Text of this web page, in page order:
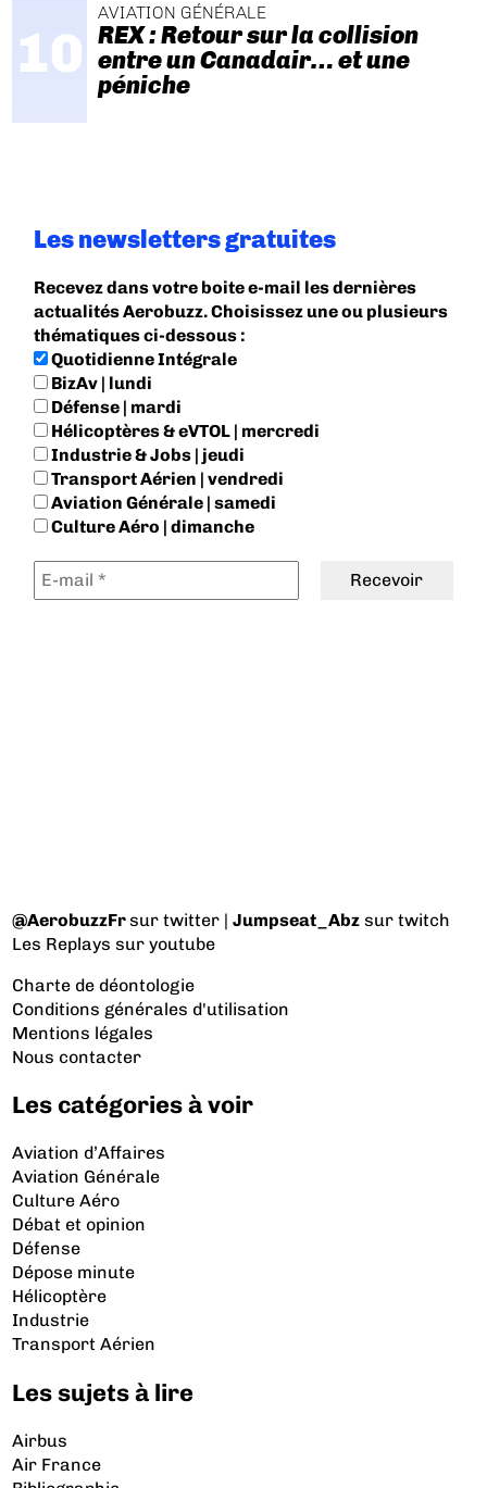
AVIATION GÉNÉRALE
REX : Retour sur la collision
entre un Canadair… et une
péniche
Les newsletters gratuites
Recevez dans votre boite e-mail les dernières
actualités Aerobuzz. Choisissez une ou plusieurs
thématiques ci-dessous :
Quotidienne Intégrale
BizAv | lundi
Défense | mardi
Hélicoptères & eVTOL | mercredi
Industrie & Jobs | jeudi
Transport Aérien | vendredi
Aviation Générale | samedi
Culture Aéro | dimanche
@AerobuzzFrsur twitter |Jumpseat_Abz sur twitch
Les Replays sur youtube
Charte de déontologie
Conditions générales d'utilisation
Mentions légales
Nous contacter
Les catégories à voir
Aviation d’Affaires
Aviation Générale
Culture Aéro
Débat et opinion
Défense
Dépose minute
Hélicoptère
Industrie
Transport Aérien
Les sujets à lire
Airbus
Air France